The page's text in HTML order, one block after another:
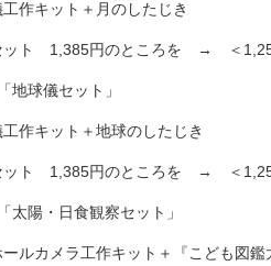
工作キット＋月のしたじき
ット 1,385円のところを → ＜
地球儀セット」
工作キット＋地球のしたじき
ット 1,385円のところを → ＜
太陽・日食観察セット」
ールカメラ工作キット＋『こども図